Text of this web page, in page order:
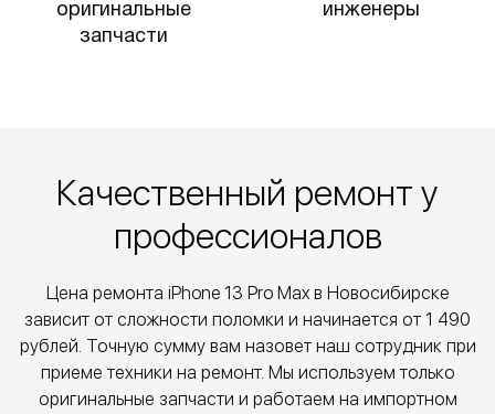
оригинальные
запчасти
инженеры
Качественный ремонт у
профессионалов
Цена ремонта iPhone 13 Pro Max в Новосибирске
зависит от сложности поломки и начинается от 1 490
рублей. Точную сумму вам назовет наш сотрудник при
приеме техники на ремонт. Мы используем только
оригинальные запчасти и работаем на импортном